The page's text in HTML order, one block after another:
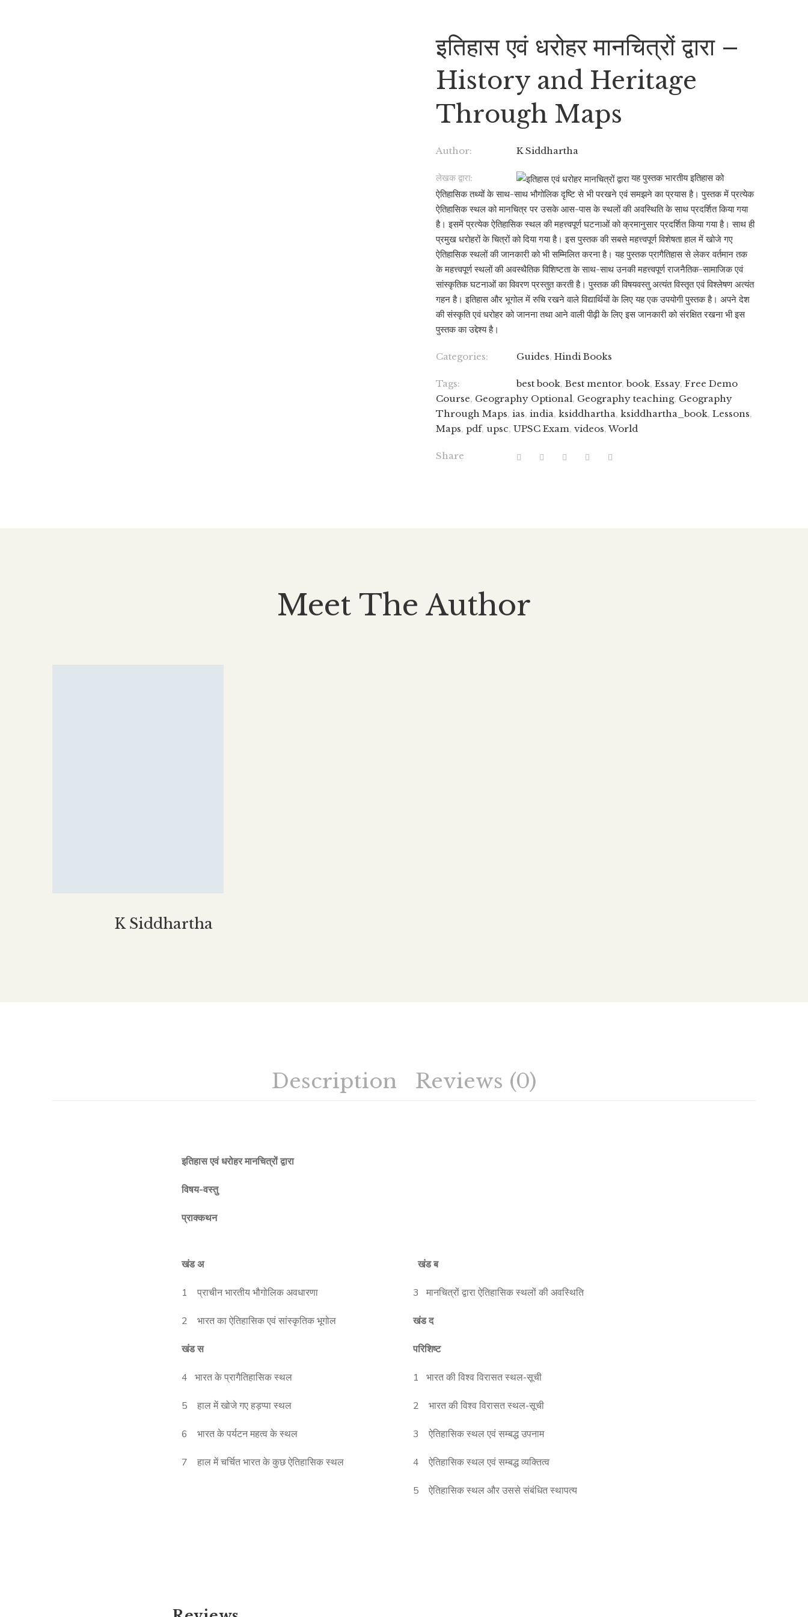
इतिहास एवं धरोहर मानचित्रों द्वारा –
History and Heritage
Through Maps
Author: K Siddhartha
लेखक द्वारा:
यह पुस्तक भारतीय इतिहास को
ऐतिहासिक तथ्यों के साथ-साथ भौगोलिक दृष्टि से भी परखने एवं समझने का प्रयास है। पुस्तक में प्रत्येक
ऐतिहासिक स्थल को मानचित्र पर उसके आस-पास के स्थलों की अवस्थिति के साथ प्रदर्शित किया गया
है। इसमें प्रत्येक ऐतिहासिक स्थल की महत्त्वपूर्ण घटनाओं को क्रमानुसार प्रदर्शित किया गया है। साथ ही
प्रमुख धरोहरों के चित्रों को दिया गया है। इस पुस्तक की सबसे महत्त्वपूर्ण विशेषता हाल में खोजे गए
ऐतिहासिक स्थलों की जानकारी को भी सम्मिलित करना है। यह पुस्तक प्रागैतिहास से लेकर वर्तमान तक
के महत्त्वपूर्ण स्थलों की अवस्थैतिक विशिष्टता के साथ-साथ उनकी महत्त्वपूर्ण राजनैतिक-सामाजिक एवं
सांस्कृतिक घटनाओं का विवरण प्रस्तुत करती है। पुस्तक की विषयवस्तु अत्यंत विस्तृत एवं विश्लेषण अत्यंत
गहन है। इतिहास और भूगोल में रुचि रखने वाले विद्यार्थियों के लिए यह एक उपयोगी पुस्तक है। अपने देश
की संस्कृति एवं धरोहर को जानना तथा आने वाली पीढ़ी के लिए इस जानकारी को संरक्षित रखना भी इस
पुस्तक का उद्देश्य है।
Categories: Guides,Hindi Books
Tags: best book,Best mentor,book,Essay,Free Demo
Course, Geography Optional, Geography teaching, Geography
Through Maps,ias,india,ksiddhartha,ksiddhartha_book,Lessons,
Maps,pdf,upsc,UPSC Exam,videos,World
Share
Meet The Author
K Siddhartha
Description Reviews (0)
इतिहास एवं धरोहर मानचित्रों द्वारा
विषय-वस्तु
प्राक्कथन
खंड अ
1 प्राचीन भारतीय भौगोलिक अवधारणा
2 भारत का ऐतिहासिक एवं सांस्कृतिक भूगोल
खंड स
4 भारत के प्रागैतिहासिक स्थल
5 हाल में खोजे गए हड़प्पा स्थल
6 भारत के पर्यटन महत्व के स्थल
7 हाल में चर्चित भारत के कुछ ऐतिहासिक स्थल
खंड ब
3 मानचित्रों द्वारा ऐतिहासिक स्थलों की अवस्थिति
खंड द
परिशिष्ट
1 भारत की विश्व विरासत स्थल-सूची
2 भारत की विश्व विरासत स्थल-सूची
3 ऐतिहासिक स्थल एवं सम्बद्ध उपनाम
4 ऐतिहासिक स्थल एवं सम्बद्ध व्यक्तित्व
5 ऐतिहासिक स्थल और उससे संबंधित स्थापत्य